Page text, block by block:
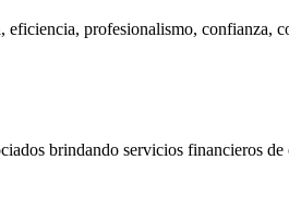
eficiencia, profesionalismo, confianza,
brindando servicios financieros